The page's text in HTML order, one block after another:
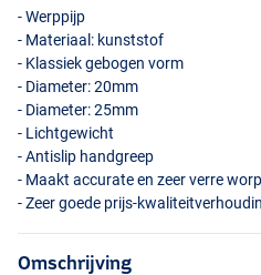
- Werppijp
- Materiaal: kunststof
- Klassiek gebogen vorm
- Diameter: 20mm
- Diameter: 25mm
- Lichtgewicht
- Antislip handgreep
- Maakt accurate en zeer verre
- Zeer goede prijs-
Omschrijving